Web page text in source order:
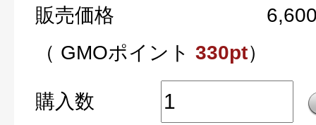
販売価格
（ GMOポイント 330pt）
購入数